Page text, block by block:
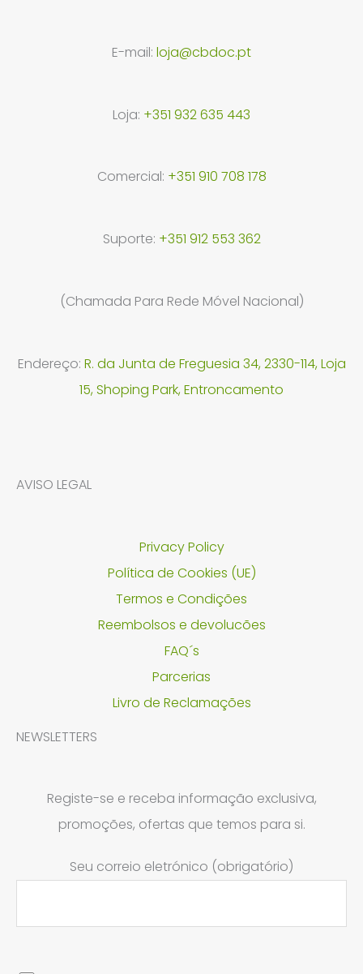
E-mail: loja@cbdoc.pt
Loja: +351 932 635 443
Comercial: +351 910 708 178
Suporte: +351 912 553 362
(Chamada Para Rede Móvel Nacional)
Endereço: R. da Junta de Freguesia 34, 2330-114, Loja
15, Shoping Park, Entroncamento
AVISO LEGAL
Privacy Policy
Política de Cookies (UE)
Termos e Condições
Reembolsos e devolucões
FAQ´s
Parcerias
Livro de Reclamações
NEWSLETTERS
Registe-se e receba informação exclusiva,
promoções, ofertas que temos para si.
Seu correio eletrónico (obrigatório)